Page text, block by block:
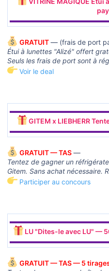
GRATUIT —(frais de port
Étui à lunettes "Alizé" offert
Seuls les frais de port sont à
Voir le deal
GITEM x LIEBHERR
GRATUIT — TAS —
Tentez de gagner un
Gitem. Sans achat nécessaire.
Participer au concours
LU "Dites-le avec LU" —
GRATUIT — TAS — 5